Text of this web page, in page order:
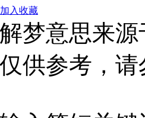
加入收藏
梦意思来
供参考，